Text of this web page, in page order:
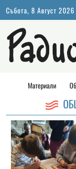
Събота, 8 Август 2026
Материали